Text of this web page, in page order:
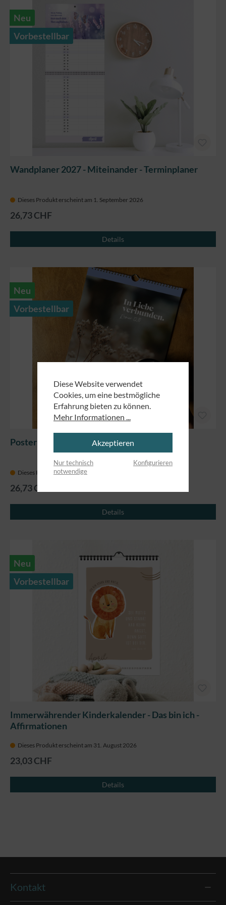
Neu
Vorbestellbar
Wandplaner 2027 - Miteinander - Terminplaner
Dieses Produkt erscheint am 1. September 2026
26,73 CHF
Details
Neu
Vorbestellbar
Posterkalender 2027
Dieses Produkt erscheint am 31. August 2026
26,73 CHF
Details
Neu
Vorbestellbar
Immerwährender Kinderkalender - Das bin ich -
Affirmationen
Dieses Produkt erscheint am 31. August 2026
23,03 CHF
Details
Kontakt
Diese Website verwendet
Cookies, um eine bestmögliche
Erfahrung bieten zu können.
Mehr Informationen ...
Akzeptieren
Nur technisch
notwendige
Konfigurieren